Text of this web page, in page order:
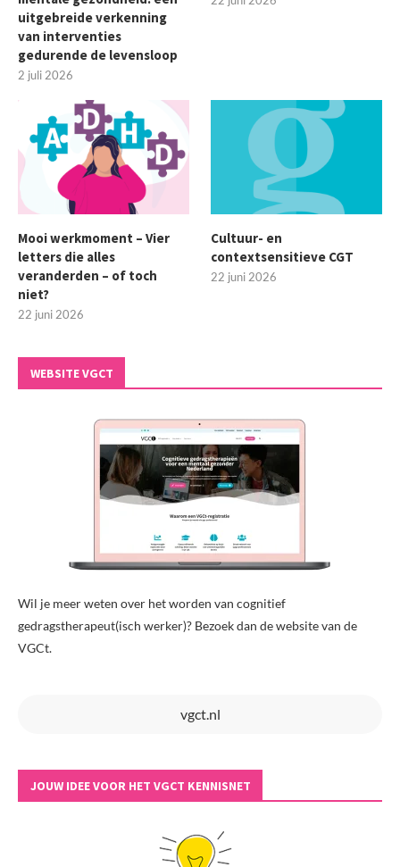
uitgebreide verkenning
van interventies
gedurende de levensloop
2 juli 2026
Mooi werkmoment – Vier
letters die alles
veranderden – of toch
niet?
22 juni 2026
Cultuur- en
contextsensitieve CGT
22 juni 2026
WEBSITE VGCT
Wil je meer weten over het worden van cognitief
gedragstherapeut(isch werker)? Bezoek dan de website van de
VGCt.
vgct.nl
JOUW IDEE VOOR HET VGCT KENNISNET